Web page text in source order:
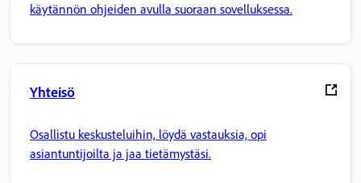
käytännön ohjeiden avulla suoraan sovelluksessa.
Yhteisö
Osallistu keskusteluihin, löydä vastauksia, opi
asiantuntijoilta ja jaa tietämystäsi.